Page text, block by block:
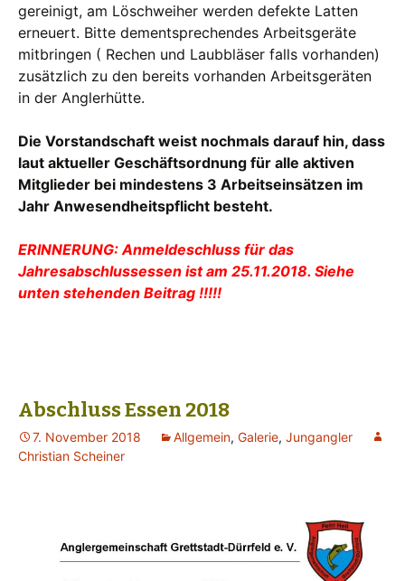
gereinigt, am Löschweiher werden defekte Latten
erneuert. Bitte dementsprechendes Arbeitsgeräte
mitbringen ( Rechen und Laubbläser falls vorhanden)
zusätzlich zu den bereits vorhanden Arbeitsgeräten
in der Anglerhütte.
Die Vorstandschaft weist nochmals darauf hin, dass
laut aktueller Geschäftsordnung für alle aktiven
Mitglieder bei mindestens 3 Arbeitseinsätzen im
Jahr Anwesendheitspflicht besteht.
ERINNERUNG: Anmeldeschluss für das
Jahresabschlussessen ist am 25.11.2018. Siehe
unten stehenden Beitrag !!!!!
Abschluss Essen 2018
7. November 2018 Allgemein, Galerie, Jungangler
Christian Scheiner